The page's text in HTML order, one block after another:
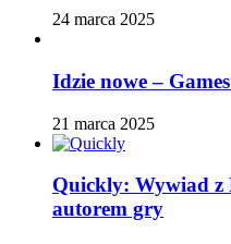
24 marca 2025
Idzie nowe –
21 marca 2025
Quickly: Wywiad z
autorem gry